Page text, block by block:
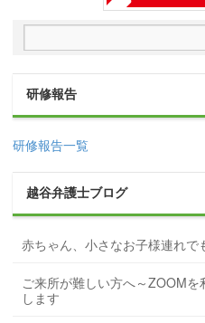
研修報告
研修報告一覧
越谷弁護士ブログ
赤ちゃん、小さなお子様連れ
ご来所が難しい方へ～ZOOM
します